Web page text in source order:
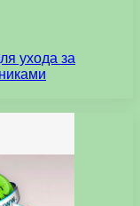
ухода за